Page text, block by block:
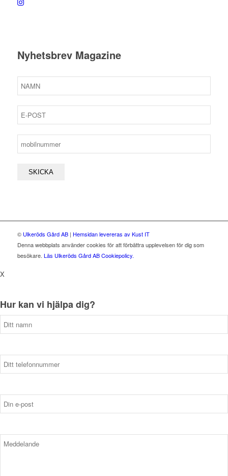
Nyhetsbrev Magazine
© Ulkeröds Gård AB| Hemsidan levereras av Kust IT
Denna webbplats använder cookies för att förbättra upplevelsen för dig som
besökare. Läs Ulkeröds Gård AB Cookiepolicy.
X
Hur kan vi hjälpa dig?